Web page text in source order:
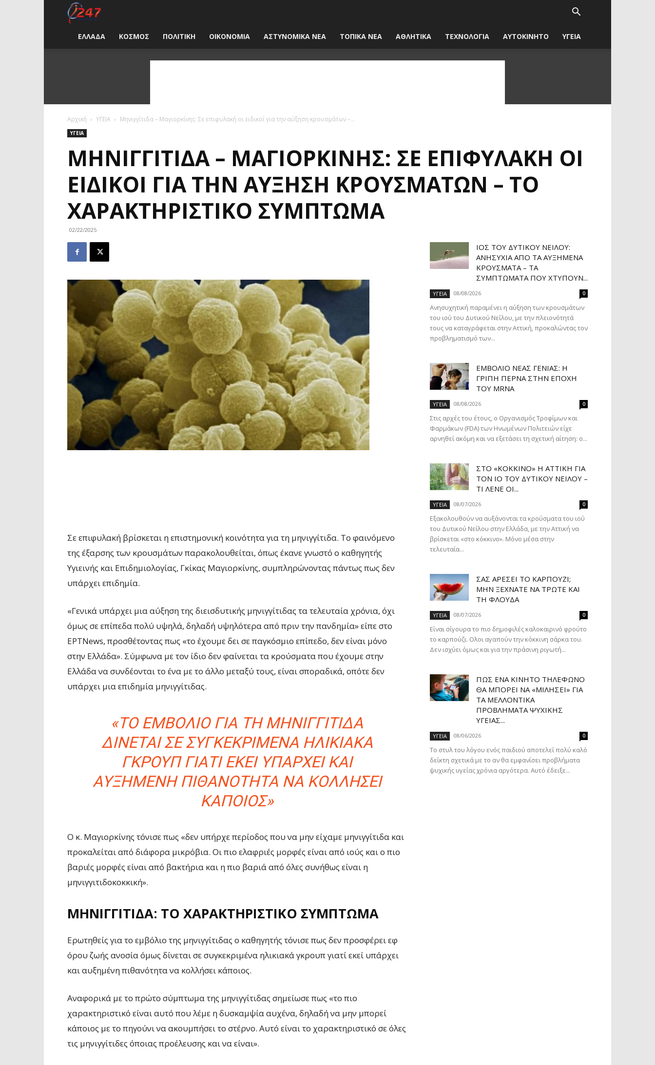
i247
News
ΕΛΛΑΔΑ ΚΟΣΜΟΣ ΠΟΛΙΤΙΚΗ ΟΙΚΟΝΟΜΙΑ ΑΣΤΥΝΟΜΙΚΑ ΝΕΑ ΤΟΠΙΚΑ ΝΕΑ ΑΘΛΗΤΙΚΑ ΤΕΧΝΟΛΟΓΙΑ ΑΥΤΟΚΙΝΗΤΟ ΥΓΕΙΑ
Αρχική ΥΓΕΙΑ Μηνιγγίτιδα – Μαγιορκίνης: Σε επιφυλακή οι ειδικοί για την αύξηση κρουσμάτων –...
ΥΓΕΙΑ
ΜΗΝΙΓΓΊΤΙΔΑ – ΜΑΓΙΟΡΚΊΝΗΣ: ΣΕ ΕΠΙΦΥΛΑΚΉ ΟΙ
ΕΙΔΙΚΟΊ ΓΙΑ ΤΗΝ ΑΎΞΗΣΗ ΚΡΟΥΣΜΆΤΩΝ – ΤΟ
ΧΑΡΑΚΤΗΡΙΣΤΙΚΌ ΣΎΜΠΤΩΜΑ
02/22/2025
Σε επιφυλακή βρίσκεται η επιστημονική κοινότητα για τη μηνιγγίτιδα. Το φαινόμενο
της έξαρσης των κρουσμάτων παρακολουθείται, όπως έκανε γνωστό ο καθηγητής
Υγιεινής και Επιδημιολογίας, Γκίκας Μαγιορκίνης, συμπληρώνοντας πάντως πως δεν
υπάρχει επιδημία.
«Γενικά υπάρχει μια αύξηση της διεισδυτικής μηνιγγίτιδας τα τελευταία χρόνια, όχι
όμως σε επίπεδα πολύ υψηλά, δηλαδή υψηλότερα από πριν την πανδημία» είπε στο
ΕΡΤNews, προσθέτοντας πως «το έχουμε δει σε παγκόσμιο επίπεδο, δεν είναι μόνο
στην Ελλάδα». Σύμφωνα με τον ίδιο δεν φαίνεται τα κρούσματα που έχουμε στην
Ελλάδα να συνδέονται το ένα με το άλλο μεταξύ τους, είναι σποραδικά, οπότε δεν
υπάρχει μια επιδημία μηνιγγίτιδας.
«ΤΟ ΕΜΒΌΛΙΟ ΓΙΑ ΤΗ ΜΗΝΙΓΓΊΤΙΔΑ
ΔΊΝΕΤΑΙ ΣΕ ΣΥΓΚΕΚΡΙΜΈΝΑ ΗΛΙΚΙΑΚΆ
ΓΚΡΟΥΠ ΓΙΑΤΊ ΕΚΕΊ ΥΠΆΡΧΕΙ ΚΑΙ
ΑΥΞΗΜΈΝΗ ΠΙΘΑΝΌΤΗΤΑ ΝΑ ΚΟΛΛΉΣΕΙ
ΚΆΠΟΙΟΣ»
Ο κ. Μαγιορκίνης τόνισε πως «δεν υπήρχε περίοδος που να μην είχαμε μηνιγγίτιδα και
προκαλείται από διάφορα μικρόβια. Οι πιο ελαφριές μορφές είναι από ιούς και ο πιο
βαριές μορφές είναι από βακτήρια και η πιο βαριά από όλες συνήθως είναι η
μηνιγγιτιδοκοκκική».
ΜΗΝΙΓΓΊΤΙΔΑ: ΤΟ ΧΑΡΑΚΤΗΡΙΣΤΙΚΌ ΣΎΜΠΤΩΜΑ
Ερωτηθείς για το εμβόλιο της μηνιγγίτιδας ο καθηγητής τόνισε πως δεν προσφέρει εφ
όρου ζωής ανοσία όμως δίνεται σε συγκεκριμένα ηλικιακά γκρουπ γιατί εκεί υπάρχει
και αυξημένη πιθανότητα να κολλήσει κάποιος.
Αναφορικά με το πρώτο σύμπτωμα της μηνιγγίτιδας σημείωσε πως «το πιο
χαρακτηριστικό είναι αυτό που λέμε η δυσκαμψία αυχένα, δηλαδή να μην μπορεί
κάποιος με το πηγούνι να ακουμπήσει το στέρνο. Αυτό είναι το χαρακτηριστικό σε όλες
τις μηνιγγίτιδες όποιας προέλευσης και να είναι».
ΙΌΣ ΤΟΥ ΔΥΤΙΚΟΎ ΝΕΊΛΟΥ:
ΑΝΗΣΥΧΊΑ ΑΠΌ ΤΑ ΑΥΞΗΜΈΝΑ
ΚΡΟΎΣΜΑΤΑ – ΤΑ
ΣΥΜΠΤΏΜΑΤΑ ΠΟΥ ΧΤΥΠΟΎΝ...
ΥΓΕΙΑ 08/08/2026 0
Ανησυχητική παραμένει η αύξηση των κρουσμάτων
του ιού του Δυτικού Νείλου, με την πλειονότητά
τους να καταγράφεται στην Αττική, προκαλώντας τον
προβληματισμό των...
ΕΜΒΌΛΙΟ ΝΈΑΣ ΓΕΝΙΆΣ: Η
ΓΡΊΠΗ ΠΕΡΝΆ ΣΤΗΝ ΕΠΟΧΉ
ΤΟΥ MRNA
ΥΓΕΙΑ 08/08/2026 0
Στις αρχές του έτους, ο Οργανισμός Τροφίμων και
Φαρμάκων (FDA) των Ηνωμένων Πολιτειών είχε
αρνηθεί ακόμη και να εξετάσει τη σχετική αίτηση: ο...
ΣΤΟ «ΚΌΚΚΙΝΟ» Η ΑΤΤΙΚΉ ΓΙΑ
ΤΟΝ ΙΌ ΤΟΥ ΔΥΤΙΚΟΎ ΝΕΊΛΟΥ –
ΤΙ ΛΈΝΕ ΟΙ...
ΥΓΕΙΑ 08/07/2026 0
Εξακολουθούν να αυξάνονται τα κρούσματα του ιού
του Δυτικού Νείλου στην Ελλάδα, με την Αττική να
βρίσκεται «στο κόκκινο». Μόνο μέσα στην
τελευταία...
ΣΑΣ ΑΡΈΣΕΙ ΤΟ ΚΑΡΠΟΎΖΙ;
ΜΗΝ ΞΕΧΝΆΤΕ ΝΑ ΤΡΏΤΕ ΚΑΙ
ΤΗ ΦΛΟΎΔΑ
ΥΓΕΙΑ 08/07/2026 0
Eίναι σίγουρα το πιο δημοφιλές καλοκαιρινό φρούτο
το καρπούζι. Ολοι αγαπούν την κόκκινη σάρκα του.
Δεν ισχύει όμως και για την πράσινη ριγωτή...
ΠΏΣ ΈΝΑ ΚΙΝΗΤΌ ΤΗΛΈΦΩΝΟ
ΘΑ ΜΠΟΡΕΊ ΝΑ «ΜΙΛΉΣΕΙ» ΓΙΑ
ΤΑ ΜΕΛΛΟΝΤΙΚΆ
ΠΡΟΒΛΉΜΑΤΑ ΨΥΧΙΚΉΣ
ΥΓΕΊΑΣ...
ΥΓΕΙΑ 08/06/2026 0
Το στυλ του λόγου ενός παιδιού αποτελεί πολύ καλό
δείκτη σχετικά με το αν θα εμφανίσει προβλήματα
ψυχικής υγείας χρόνια αργότερα. Αυτό έδειξε...